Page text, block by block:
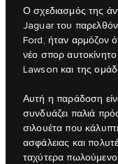
Ο σχεδιασμός της
Jaguar του
Ford, ήταν αρμόζον
νέο σπορ
Lawson και της
Αυτή η παράδοση
συνδυάζει παλιά
σιλουέτα που
ασφάλειας και
ταχύτερα πωλούμενο